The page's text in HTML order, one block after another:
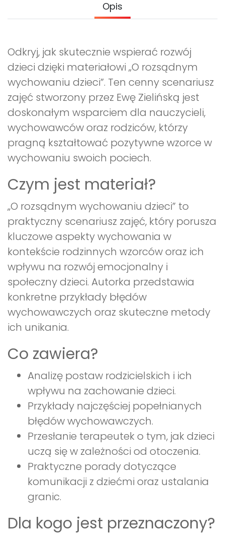
Pomoc
Opis
Odkryj, jak skutecznie wspierać rozwój
dzieci dzięki materiałowi „O rozsądnym
wychowaniu dzieci”. Ten cenny scenariusz
zajęć stworzony przez Ewę Zielińską jest
doskonałym wsparciem dla nauczycieli,
wychowawców oraz rodziców, którzy
pragną kształtować pozytywne wzorce w
wychowaniu swoich pociech.
Czym jest materiał?
„O rozsądnym wychowaniu dzieci” to
praktyczny scenariusz zajęć, który porusza
kluczowe aspekty wychowania w
kontekście rodzinnych wzorców oraz ich
wpływu na rozwój emocjonalny i
społeczny dzieci. Autorka przedstawia
konkretne przykłady błędów
wychowawczych oraz skuteczne metody
ich unikania.
Co zawiera?
Analizę postaw rodzicielskich i ich
wpływu na zachowanie dzieci.
Przykłady najczęściej popełnianych
błędów wychowawczych.
Przesłanie terapeutek o tym, jak dzieci
uczą się w zależności od otoczenia.
Praktyczne porady dotyczące
komunikacji z dziećmi oraz ustalania
granic.
Dla kogo jest przeznaczony?